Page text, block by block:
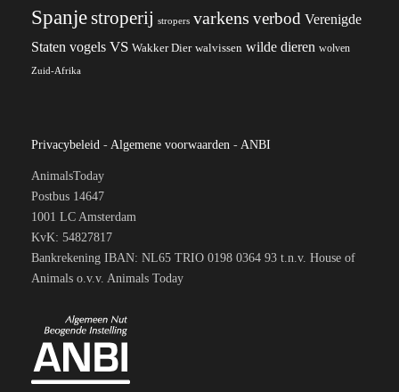
Spanjestroperij stropers varkens verbod Verenigde
Staten vogels VS Wakker Dier walvissen wilde dieren wolven
Zuid-Afrika
Privacybeleid - Algemene voorwaarden - ANBI
AnimalsToday
Postbus 14647
1001 LC Amsterdam
KvK: 54827817
Bankrekening IBAN: NL65 TRIO 0198 0364 93 t.n.v. House of
Animals o.v.v. Animals Today